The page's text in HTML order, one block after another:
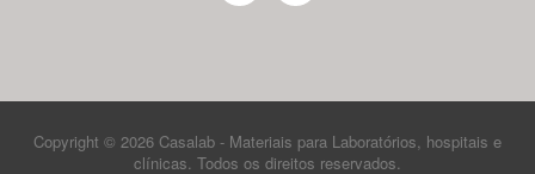
Copyright © 2026 Casalab - Materiais para Laboratórios, hospitais e
clínicas. Todos os direitos reservados.